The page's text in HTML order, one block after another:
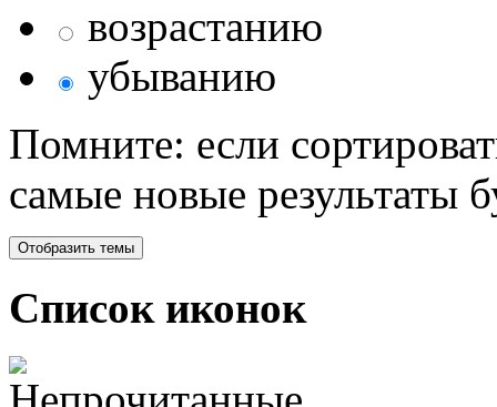
возрастанию
убыванию
Помните: если
самые новые результаты
Список иконок